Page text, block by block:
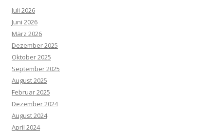
Juli 2026
Juni 2026
März 2026
Dezember 2025
Oktober 2025
September 2025
August 2025
Februar 2025
Dezember 2024
August 2024
April 2024